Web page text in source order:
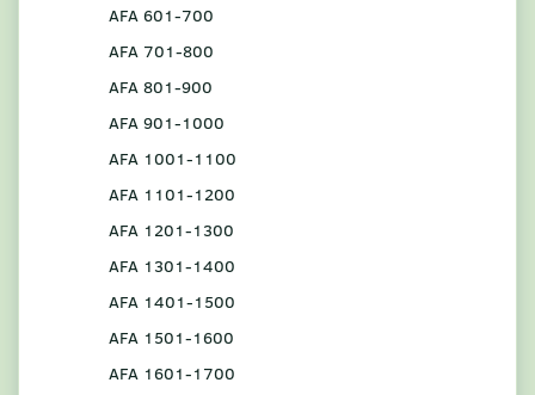
AFA 601-700
AFA 701-800
AFA 801-900
AFA 901-1000
AFA 1001-1100
AFA 1101-1200
AFA 1201-1300
AFA 1301-1400
AFA 1401-1500
AFA 1501-1600
AFA 1601-1700